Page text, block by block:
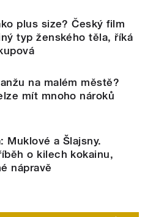
plus size? Český film
typ ženského těla, říká
na malém městě?
mít mnoho nároků
Muklové a Šlajsny.
o kilech kokainu,
nápravě